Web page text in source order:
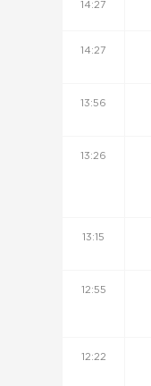
14:27
14:27
13:56
13:26
13:15
12:55
12:22